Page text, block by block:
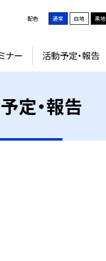
配色 通常 白地 黒地
ナー 活動予定・報告
定・報告